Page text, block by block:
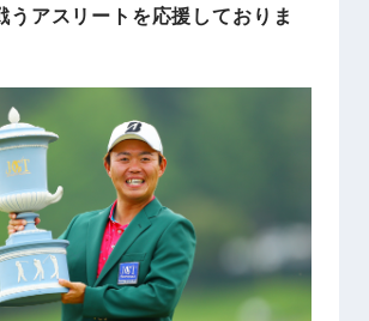
うアスリートを応援しておりま